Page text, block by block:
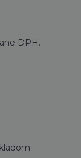
DPH.